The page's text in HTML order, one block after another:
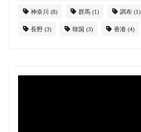
神奈川 (8) 群馬 (1) 調布 (1)
長野 (3) 韓国 (3) 香港 (4)